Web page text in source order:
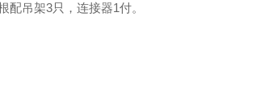
吊架3只，连接器1付。